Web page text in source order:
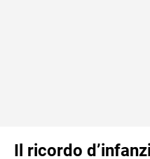
Il ricordo